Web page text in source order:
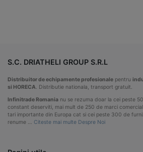
S.C. DRIATHELI GROUP S.R.L
Distribuitor de echipamente profesionale pentru
si HORECA. Distributie nationala, transport gratuit.
Infinitrade Romania nu se rezuma doar la cei peste
constant deserviti, mai mult de 250 de marci
tari importante din Europa cat si cei peste 300 de
renume … Citeste mai multe Despre Noi